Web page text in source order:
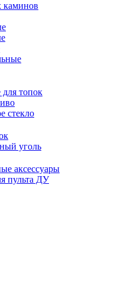
каминов
топок
стекло
уголь
аксессуары
пульта ДУ